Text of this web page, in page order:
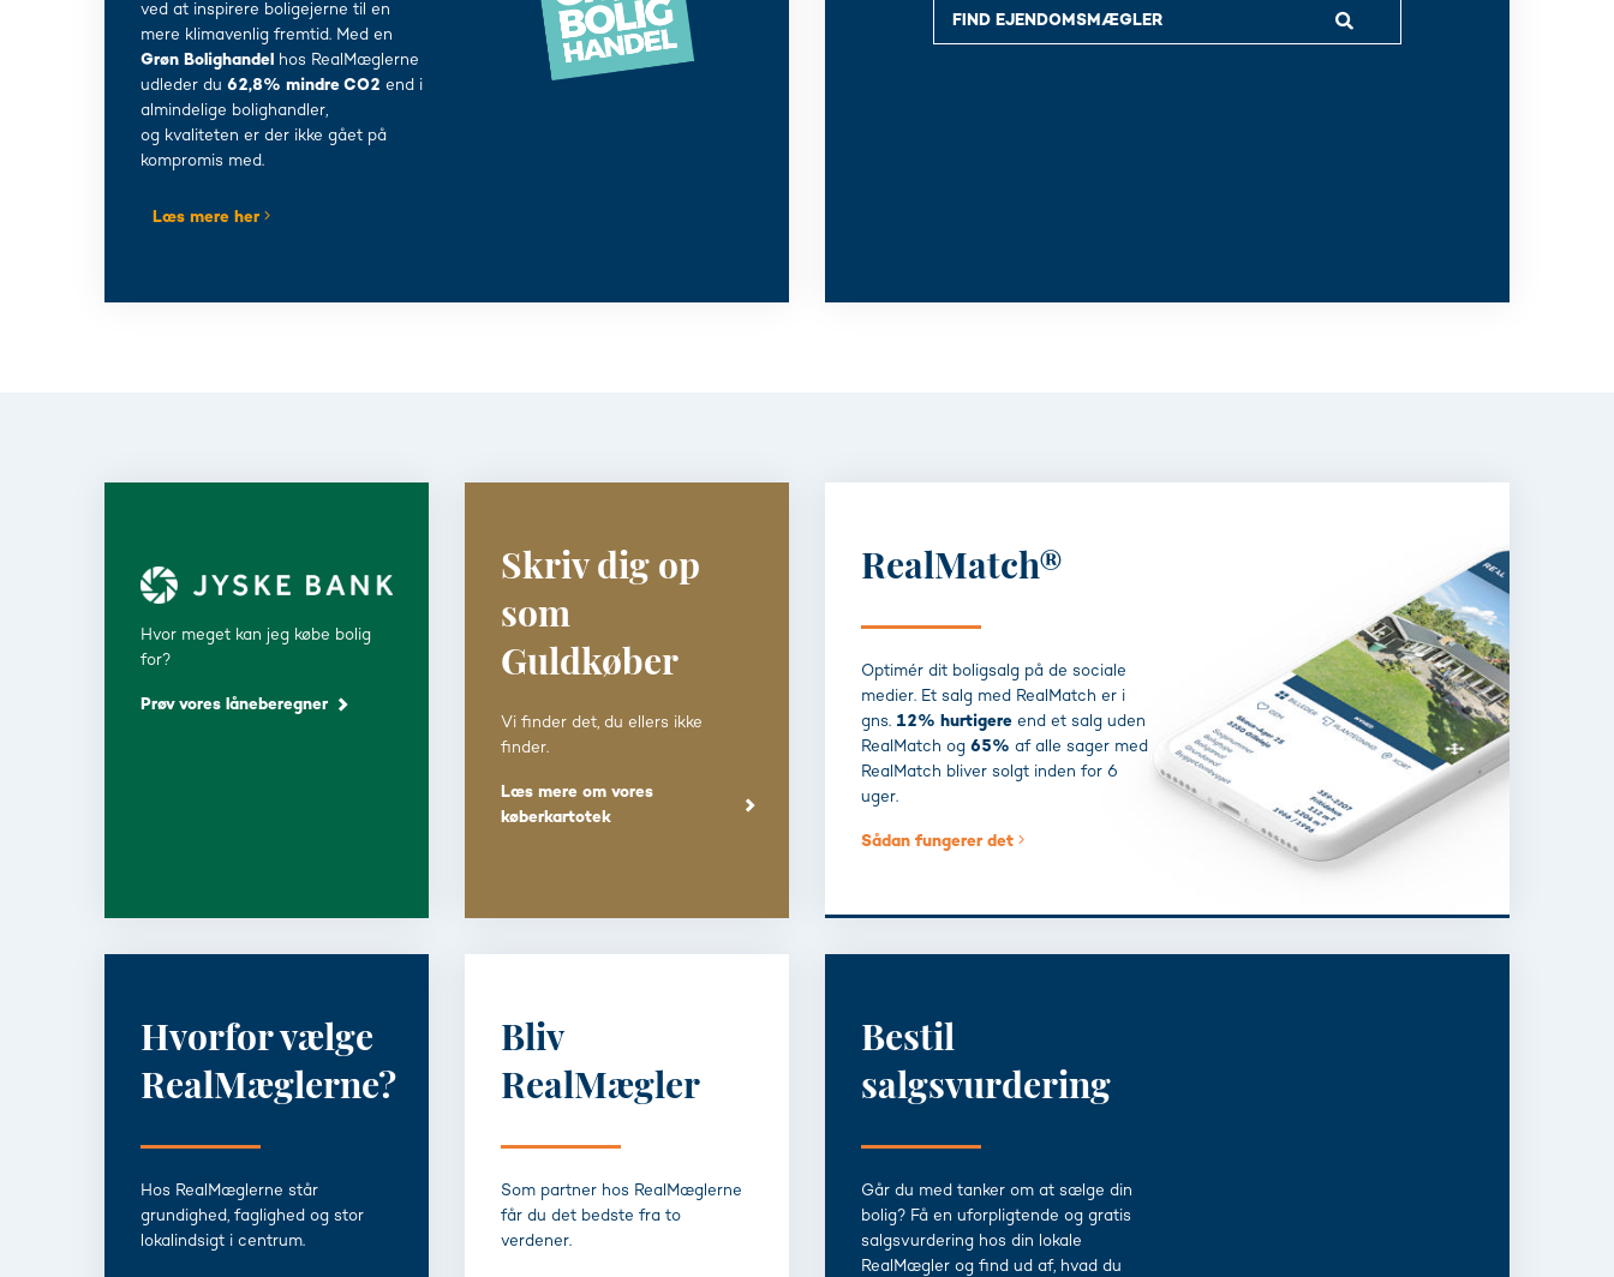
ved at inspirere boligejerne til en
mere klimavenlig fremtid. Med en
Grøn Bolighandel
hos RealMæglerne
udleder du 62,8% mindre CO2 end i
almindelige bolighandler,
og kvaliteten er der ikke gået på
kompromis med.
Læs mere her
Hvor meget kan jeg købe bolig
for?
Prøv vores låneberegner
Skriv dig op
som
Guldkøber
Vi finder det, du ellers ikke
finder.
Læs mere om vores
køberkartotek
RealMatch®
Optimér dit boligsalg på de sociale
medier. Et salg med RealMatch er i
gns. 12% hurtigere end et salg uden
RealMatch og 65% af alle sager med
RealMatch bliver solgt inden for 6
uger.
Sådan fungerer det
Hvorfor vælge
RealMæglerne?
Hos RealMæglerne står
grundighed, faglighed og stor
lokalindsigt i centrum.
Bliv
RealMægler
Som partner hos RealMæglerne
får du det bedste fra to
verdener.
Bestil
salgsvurdering
Går du med tanker om at sælge din
bolig? Få en uforpligtende og gratis
salgsvurdering hos din lokale
RealMægler og find ud af, hvad du